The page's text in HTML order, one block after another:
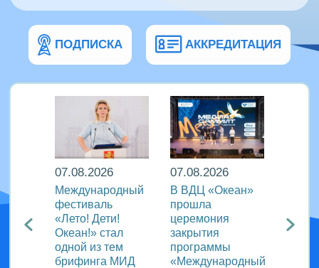
ПОДПИСКА АККРЕДИТАЦИЯ
07.08.2026
Международный
фестиваль
«Лето! Дети!
Океан!» стал
одной из тем
брифинга МИД
07.08.2026
В ВДЦ «Океан»
прошла
церемония
закрытия
программы
«Международный
VIII